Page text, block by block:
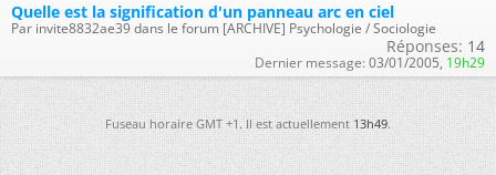
Quelle est la signification d'un panneau arc en ciel
Par invite8832ae39 dans le forum [ARCHIVE] Psychologie / Sociologie
Réponses: 14
Dernier message: 03/01/2005, 19h29
Fuseau horaire GMT +1. Il est actuellement13h49.